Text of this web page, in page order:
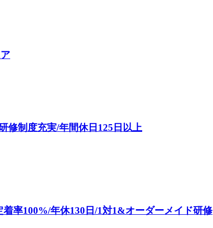
修制度充実/年間休日125日以上
率100%/年休130日/1対1&オーダーメイド研修